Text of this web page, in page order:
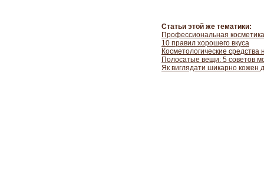
Статьи этой же тематики:
Профессиональная
10 правил хорошего вкуса
Косметологические
Полосатые вещи: 5 советов
Як виглядати шикарно кожен